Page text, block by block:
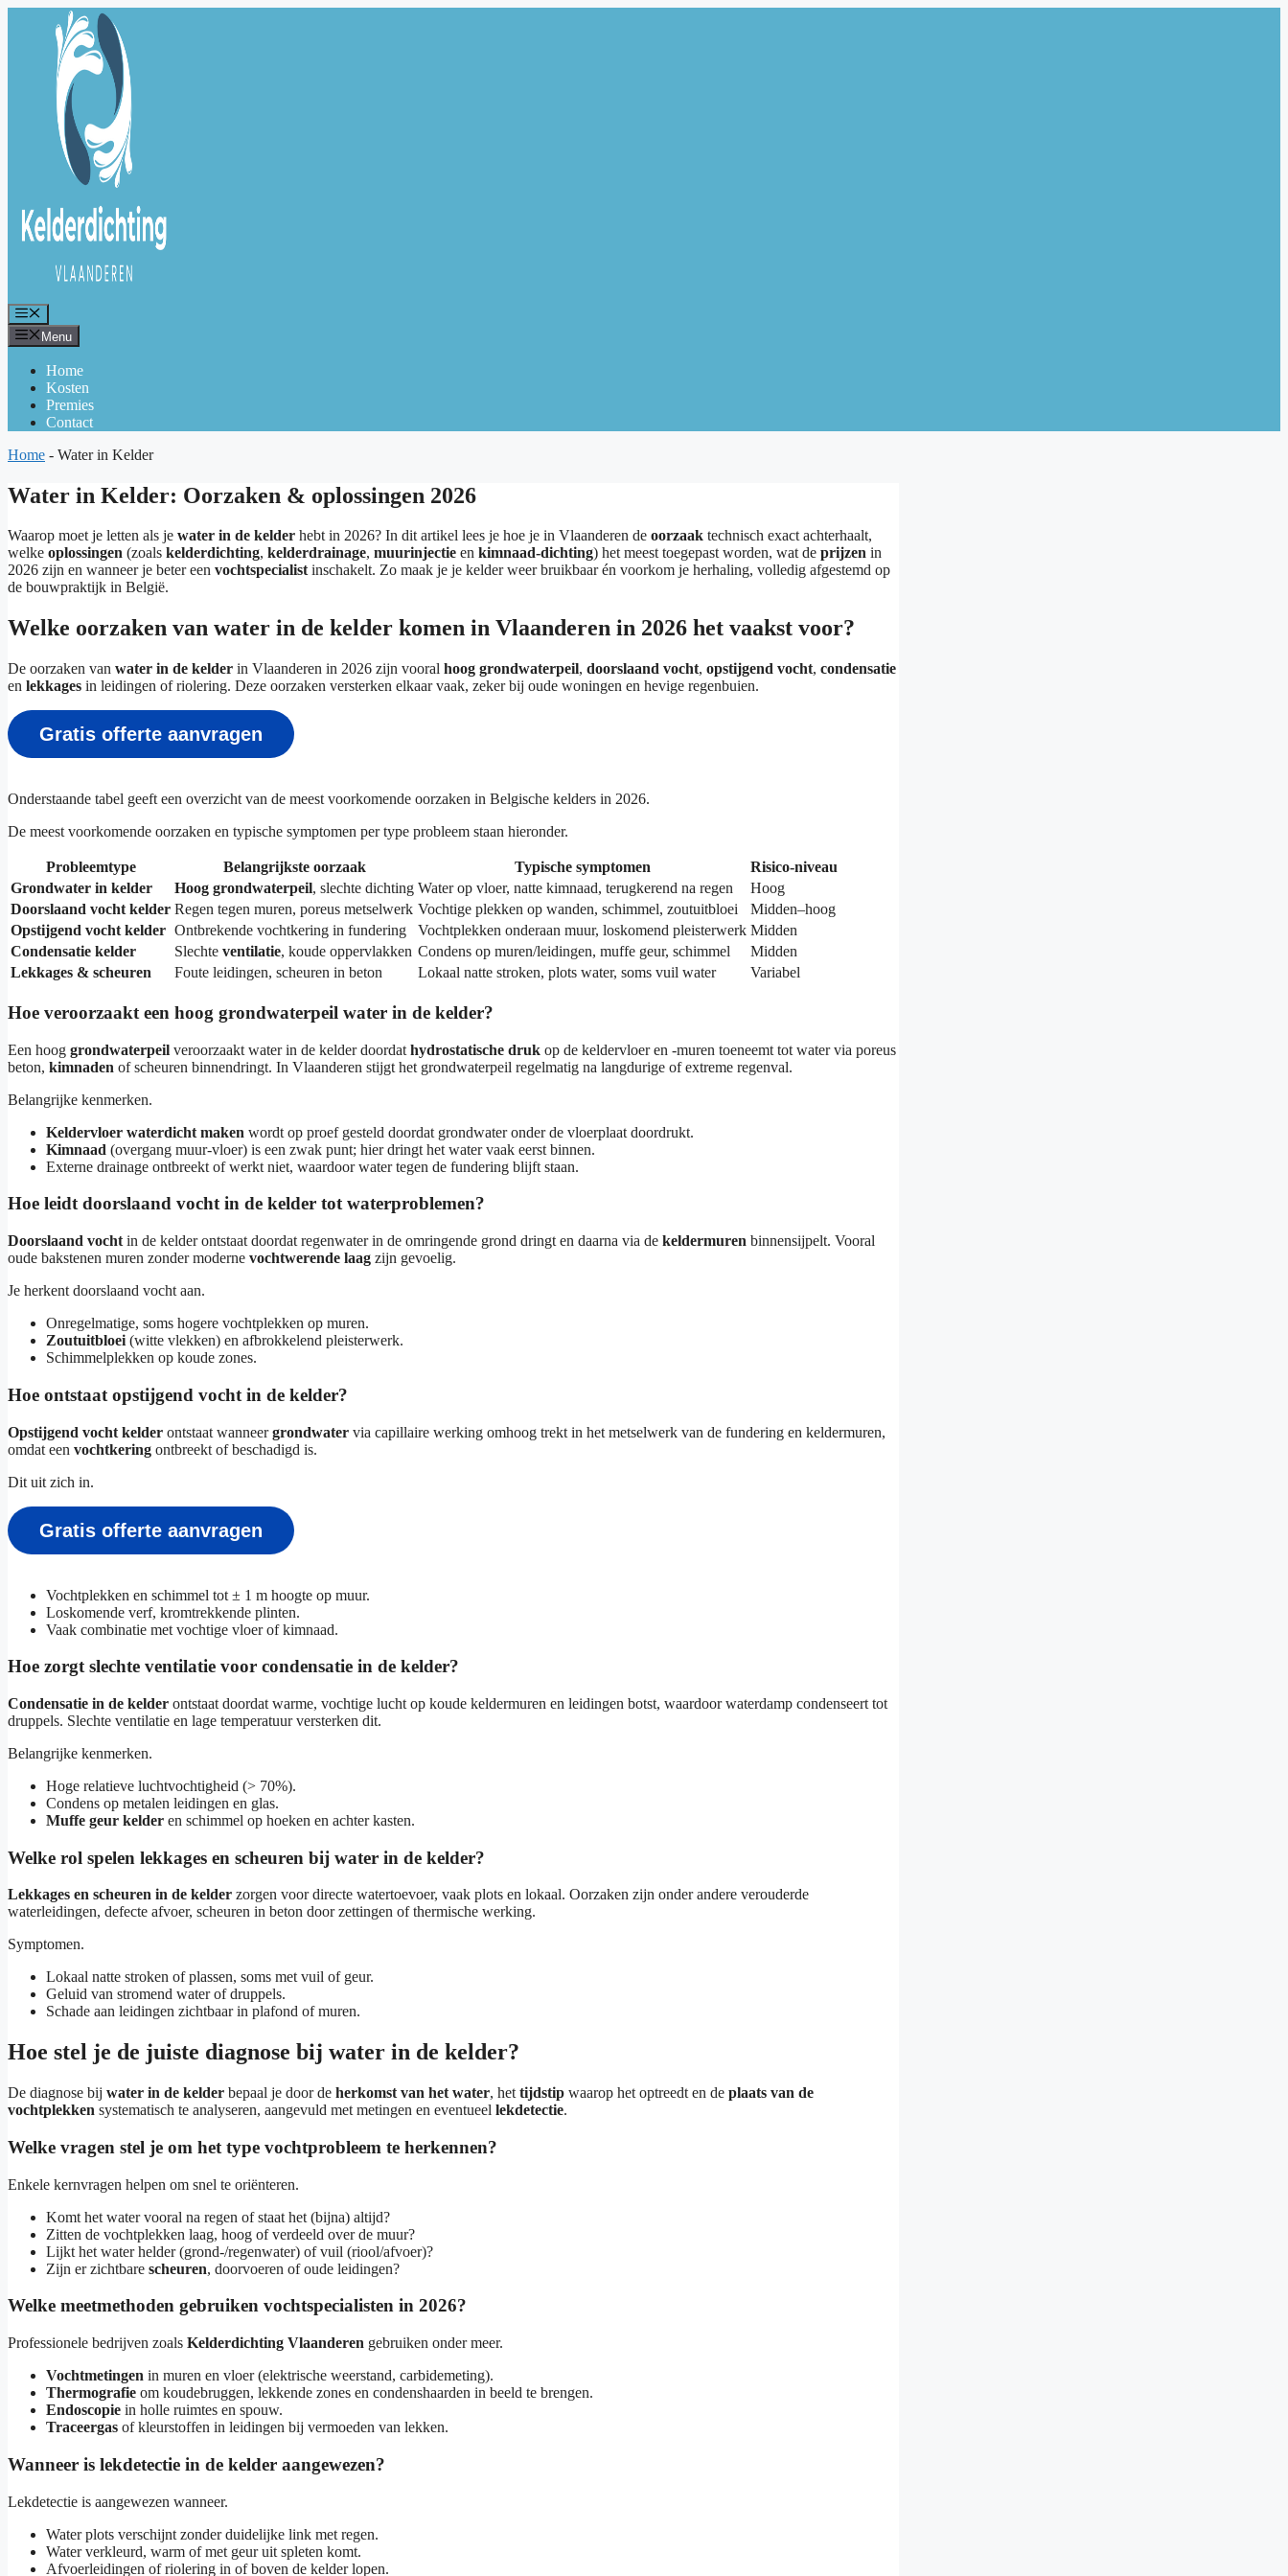
Menu
Menu
Home
Kosten
Premies
Contact
Home - Water in Kelder
Water in Kelder: Oorzaken & oplossingen 2026
Waarop moet je letten als je water in de kelder hebt in 2026? In dit artikel lees je hoe je in Vlaanderen de oorzaak technisch exact achterhaalt,
welke oplossingen (zoals kelderdichting, kelderdrainage, muurinjectie en kimnaad-dichting) het meest toegepast worden, wat de prijzen in
2026 zijn en wanneer je beter een vochtspecialistinschakelt. Zo maak je je kelder weer bruikbaar én voorkom je herhaling, volledig afgestemd op
de bouwpraktijk in België.
Welke oorzaken van water in de kelder komen in Vlaanderen in 2026 het vaakst voor?
De oorzaken van water in de kelder in Vlaanderen in 2026 zijn vooral hoog grondwaterpeil, doorslaand vocht, opstijgend vocht, condensatie
en lekkages in leidingen of riolering. Deze oorzaken versterken elkaar vaak, zeker bij oude woningen en hevige regenbuien.
Gratis offerte aanvragen
Onderstaande tabel geeft een overzicht van de meest voorkomende oorzaken in Belgische kelders in 2026.
De meest voorkomende oorzaken en typische symptomen per type probleem staan hieronder.
Probleemtype Belangrijkste oorzaak Typische symptomen
Risico-niveau
Grondwater in kelder
Hoog grondwaterpeil, slechte dichting Water op vloer, natte kimnaad, terugkerend na regen
Hoog
Doorslaand vocht kelder Regen tegen muren, poreus metselwerk Vochtige plekken op wanden, schimmel, zoutuitbloei
Midden–hoog
Opstijgend vocht kelder Ontbrekende vochtkering in fundering Vochtplekken onderaan muur, loskomend pleisterwerk Midden
Condensatie kelder
Slechte ventilatie, koude oppervlakken Condens op muren/leidingen, muffe geur, schimmel
Midden
Lekkages & scheuren
Foute leidingen, scheuren in beton Lokaal natte stroken, plots water, soms vuil water Variabel
Hoe veroorzaakt een hoog grondwaterpeil water in de kelder?
Een hoog grondwaterpeil veroorzaakt water in de kelder doordat hydrostatische druk op de keldervloer en -muren toeneemt tot water via poreus
beton, kimnaden of scheuren binnendringt. In Vlaanderen stijgt het grondwaterpeil regelmatig na langdurige of extreme regenval.
Belangrijke kenmerken.
Keldervloer waterdicht maken wordt op proef gesteld doordat grondwater onder de vloerplaat doordrukt.
Kimnaad (overgang muur-vloer) is een zwak punt; hier dringt het water vaak eerst binnen.
Externe drainage ontbreekt of werkt niet, waardoor water tegen de fundering blijft staan.
Hoe leidt doorslaand vocht in de kelder tot waterproblemen?
Doorslaand vocht in de kelder ontstaat doordat regenwater in de omringende grond dringt en daarna via de keldermuren binnensijpelt. Vooral
oude bakstenen muren zonder moderne vochtwerende laag zijn gevoelig.
Je herkent doorslaand vocht aan.
Onregelmatige, soms hogere vochtplekken op muren.
Zoutuitbloei (witte vlekken) en afbrokkelend pleisterwerk.
Schimmelplekken op koude zones.
Hoe ontstaat opstijgend vocht in de kelder?
Opstijgend vocht kelder ontstaat wanneergrondwater via capillaire werking omhoog trekt in het metselwerk van de fundering en keldermuren,
omdat een vochtkering ontbreekt of beschadigd is.
Dit uit zich in.
Gratis offerte aanvragen
Vochtplekken en schimmel tot ± 1 m hoogte op muur.
Loskomende verf, kromtrekkende plinten.
Vaak combinatie met vochtige vloer of kimnaad.
Hoe zorgt slechte ventilatie voor condensatie in de kelder?
Condensatie in de kelder ontstaat doordat warme, vochtige lucht op koude keldermuren en leidingen botst, waardoor waterdamp condenseert tot
druppels. Slechte ventilatie en lage temperatuur versterken dit.
Belangrijke kenmerken.
Hoge relatieve luchtvochtigheid (> 70%).
Condens op metalen leidingen en glas.
Muffe geur kelder en schimmel op hoeken en achter kasten.
Welke rol spelen lekkages en scheuren bij water in de kelder?
Lekkages en scheuren in de kelder zorgen voor directe watertoevoer, vaak plots en lokaal. Oorzaken zijn onder andere verouderde
waterleidingen, defecte afvoer, scheuren in beton door zettingen of thermische werking.
Symptomen.
Lokaal natte stroken of plassen, soms met vuil of geur.
Geluid van stromend water of druppels.
Schade aan leidingen zichtbaar in plafond of muren.
Hoe stel je de juiste diagnose bij water in de kelder?
De diagnose bij water in de kelder bepaal je door de herkomst van het water, het tijdstip waarop het optreedt en de plaats van de
vochtplekken systematisch te analyseren, aangevuld met metingen en eventueel lekdetectie.
Welke vragen stel je om het type vochtprobleem te herkennen?
Enkele kernvragen helpen om snel te oriënteren.
Komt het water vooral na regen of staat het (bijna) altijd?
Zitten de vochtplekken laag, hoog of verdeeld over de muur?
Lijkt het water helder (grond-/regenwater) of vuil (riool/afvoer)?
Zijn er zichtbare scheuren, doorvoeren of oude leidingen?
Welke meetmethoden gebruiken vochtspecialisten in 2026?
Professionele bedrijven zoals Kelderdichting Vlaanderen gebruiken onder meer.
Vochtmetingen in muren en vloer (elektrische weerstand, carbidemeting).
Thermografie om koudebruggen, lekkende zones en condenshaarden in beeld te brengen.
Endoscopie in holle ruimtes en spouw.
Traceergas of kleurstoffen in leidingen bij vermoeden van lekken.
Wanneer is lekdetectie in de kelder aangewezen?
Lekdetectie is aangewezen wanneer.
Water plots verschijnt zonder duidelijke link met regen.
Water verkleurd, warm of met geur uit spleten komt.
Afvoerleidingen of riolering in of boven de kelder lopen.